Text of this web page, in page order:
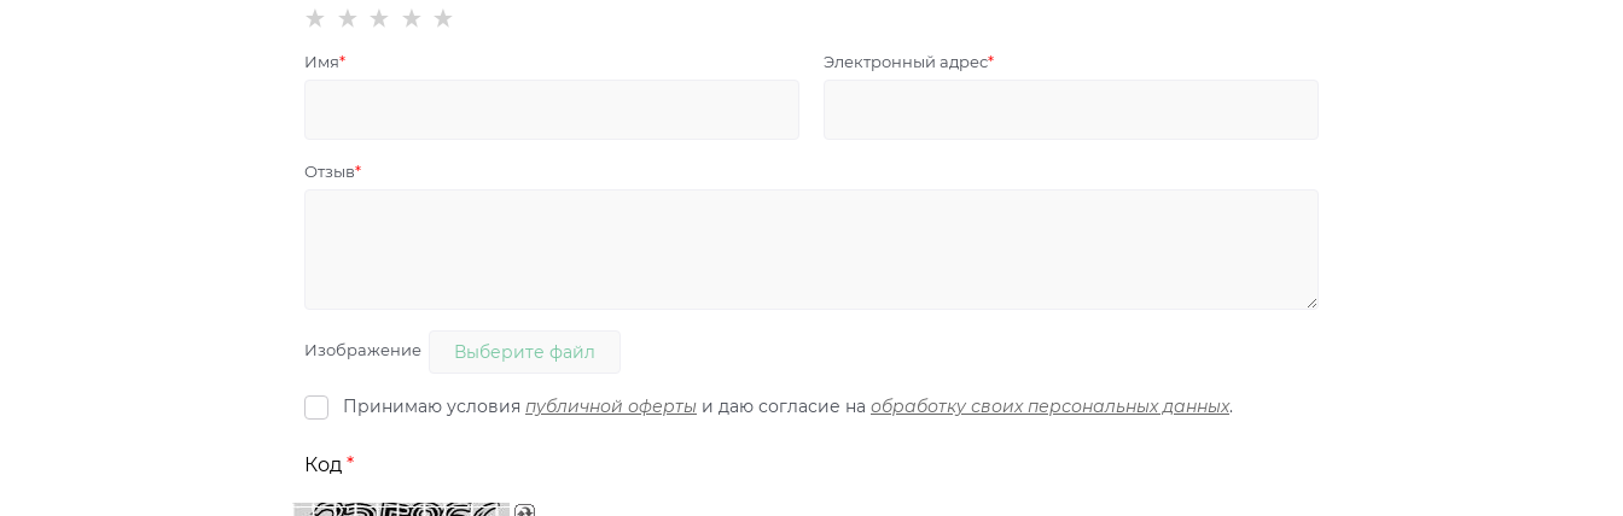
Имя Электронный адрес
Отзыв
Изображение Выберите файл
Принимаю условия публичной оферты и даю согласие на обработку своих персональных данных.
Код